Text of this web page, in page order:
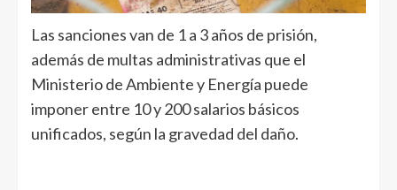
Las sanciones van de 1 a 3 años de prisión,
además de multas administrativas que el
Ministerio de Ambiente y Energía puede
imponer entre 10 y 200 salarios básicos
unificados, según la gravedad del daño.